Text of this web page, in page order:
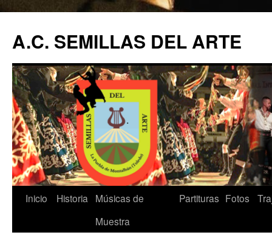
A.C. SEMILLAS DEL ARTE
Saltar
Inicio Historia
Músicas de
Muestra
Partituras Fotos